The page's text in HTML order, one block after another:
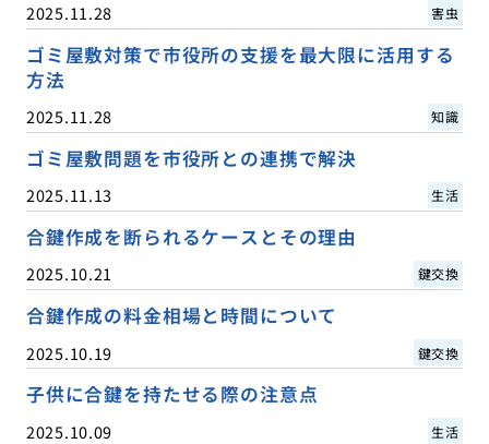
2025.11.28 害虫
ゴミ屋敷対策で市役所の支援を最大限に活用する
方法
2025.11.28 知識
ゴミ屋敷問題を市役所との連携で解決
2025.11.13 生活
合鍵作成を断られるケースとその理由
2025.10.21 鍵交換
合鍵作成の料金相場と時間について
2025.10.19 鍵交換
子供に合鍵を持たせる際の注意点
2025.10.09 生活